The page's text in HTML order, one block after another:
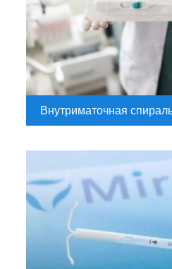
Внутриматочная